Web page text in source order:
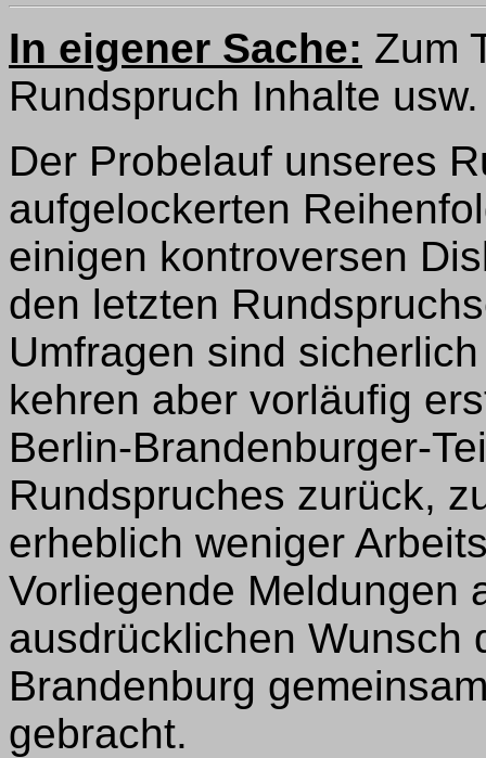
In eigener Sache: Zum
Rundspruch Inhalte usw.
Der Probelauf unseres
aufgelockerten
einigen kontroversen
den letzten
Umfragen sind
kehren aber vorläufig
Berlin-Brandenburger-
Rundspruches zurück,
erheblich weniger
Vorliegende Meldungen
ausdrücklichen Wunsch
Brandenburg
gebracht.